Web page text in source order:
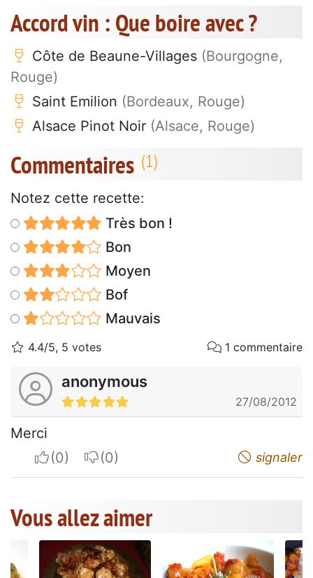
Accord vin : Que boire avec ?
Côte de Beaune-Villages (Bourgogne,
Rouge)
Saint Emilion (Bordeaux, Rouge)
Alsace Pinot Noir (Alsace, Rouge)
Commentaires
Notez cette recette:
Très bon !
Bon
Moyen
Bof
Mauvais
4.4/5, 5 votes 1 commentaire
anonymous
27/08/2012
Merci
I apreciateI do not appreciate signaler
Vous allez aimer